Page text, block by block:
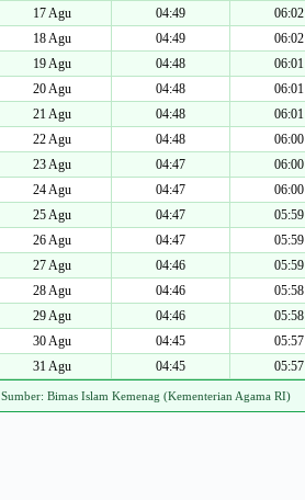
17 Agu
04:49 06:02
18 Agu
04:49 06:02
19 Agu
04:48 06:01
20 Agu
04:48 06:01
21 Agu
04:48 06:01
22 Agu
04:48 06:00
23 Agu
04:47 06:00
24 Agu
04:47 06:00
25 Agu
04:47 05:59
26 Agu
04:47 05:59
27 Agu
04:46 05:59
28 Agu
04:46 05:58
29 Agu
04:46 05:58
30 Agu
04:45 05:57
31 Agu
04:45 05:57
Sumber: Bimas Islam Kemenag (Kementerian Agama RI)